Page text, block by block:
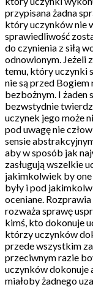
przypisana żadna
który uczynków nie
sprawiedliwość
do czynienia z siłą
odnowionym. Jeżeli
temu, który uczynki
nie są przed Bogiem
bezbożnym. I żaden
bezwstydnie
uczynek jego może
pod uwagę nie
sensie
aby w sposób jak
zasługują wszelkie
jakimkolwiek by
były i pod
oceniane.
rozważa sprawę
kimś, kto dokonuje
którzy uczynków
przede wszystkim
przeciwnym razie
uczynków dokonuje
miałoby żadnego